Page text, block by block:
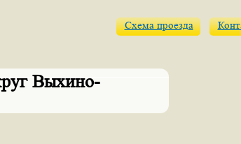
Выхино-
Схема проезда